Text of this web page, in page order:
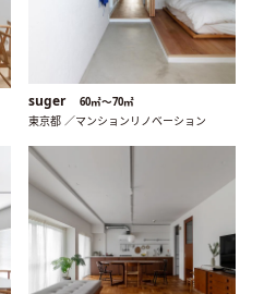
suger 60㎡〜70㎡
東京都 ／マンションリノベーション